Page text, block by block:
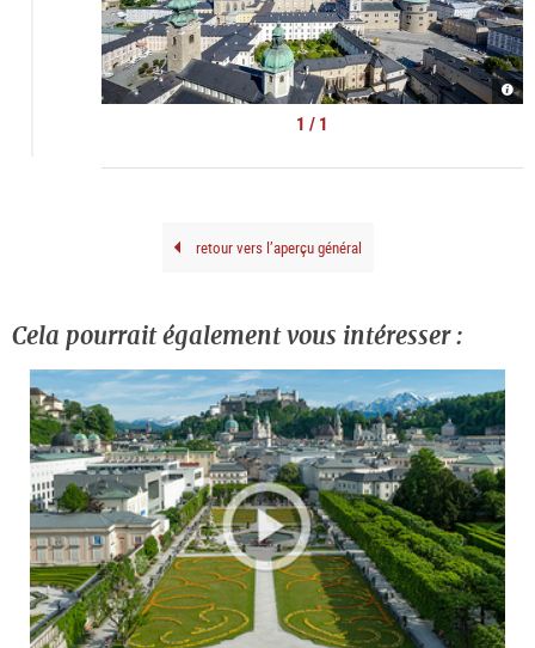
von
1 / 1
retour vers l’aperçu général
Cela pourrait également vous intéresser :